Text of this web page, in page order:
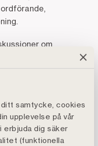
samtycke, cookies
upplevelse på vår
erbjuda dig säker
(funktionella
om
förslag till utdelning
Småland föreslås
VD i Landshypotek
Stolt som gick från
att bli växtodlare i